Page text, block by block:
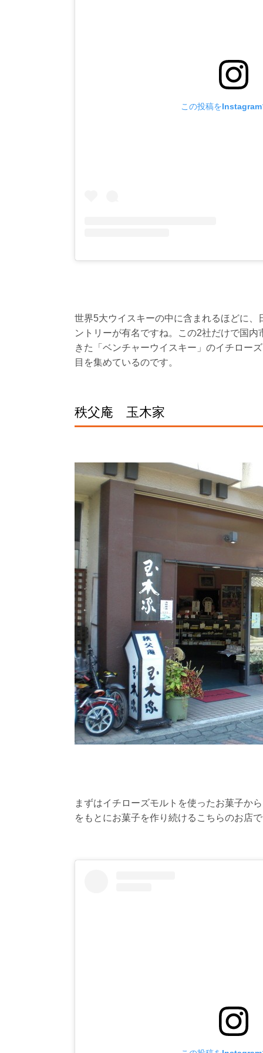
この投稿を
世界5大ウイスキーの中に含まれるほどに
ントリーが有名ですね。この2社だけで国
きた「ベンチャーウイスキー」のイチロー
目を集めているのです。
秩父庵 玉木家
まずはイチローズモルトを使ったお菓子か
をもとにお菓子を作り続けるこちらのお店